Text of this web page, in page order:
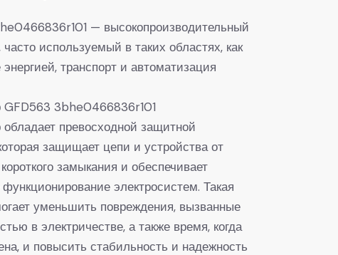
— высокопроизводительный
часто используемый в таких областях, как
транспорт и автоматизация
GFD563 3bhe0466836r101
обладает превосходной защитной
защищает цепи и устройства от
короткого замыкания и обеспечивает
электросистем. Такая
уменьшить повреждения, вызванные
в электричестве, а также время, когда
и повысить стабильность и надежность